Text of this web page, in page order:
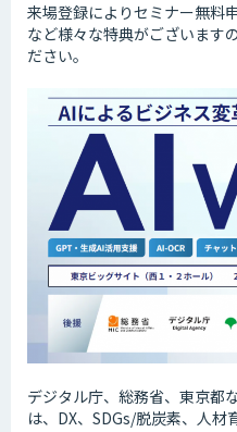
来場登録によりセミナー無料
など様々な特典がございます
ださい。
デジタル庁、総務省、東京都
は、DX、SDGs/脱炭素、人